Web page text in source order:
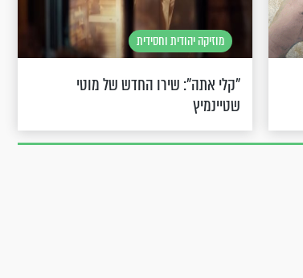
מוזיקה יהודית וחסידית
"קלי אתה": שירו החדש של מוטי
שטיינמיץ